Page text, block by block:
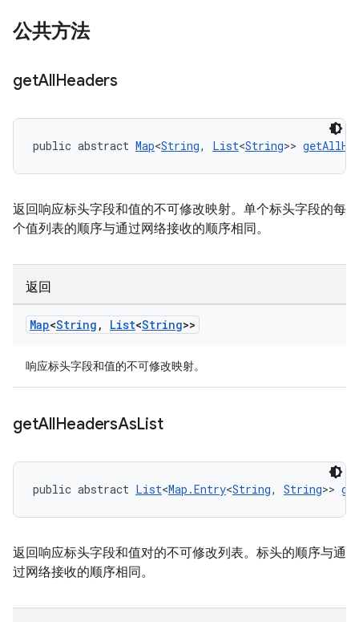
公共方法
getAllHeaders
public abstract Map<String, List<String>>
返回响应标头字段和值的不可修改映射。单个标头字段的每
个值列表的顺序与通过网络接收的顺序相同。
返回
Map<String , List<String>>
响应标头字段和值的不可修改映射。
getAllHeadersAsList
public abstract List<Map.Entry<String, String>>
返回响应标头字段和值对的不可修改列表。标头的顺序与通
过网络接收的顺序相同。